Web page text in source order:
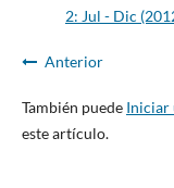
2: Jul - Dic
Anterior
También puede Iniciar
este artículo.